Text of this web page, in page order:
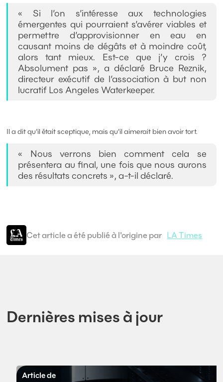
« Si l’on s’intéresse aux technologies
émergentes qui pourraient s’avérer viables et
permettre d’approvisionner en eau en
causant moins de dégâts et à moindre coût,
alors tant mieux. Est-ce que j’y crois ?
Absolument pas », a déclaré Bruce Reznik,
directeur exécutif de l’association à but non
lucratif Los Angeles Waterkeeper.
Il a dit qu'il était sceptique, mais qu'il aimerait bien avoir tort.
« Nous verrons bien comment cela se
présentera au final, une fois que nous aurons
des résultats concrets », a-t-il déclaré.
Cet article a été publié à l'origine par LA Times
Dernières mises à jour
Article de